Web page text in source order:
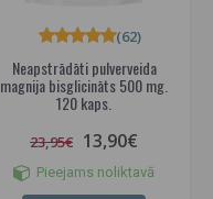
Neapstrādāti pulverveida
magnija bisglicināts 500 mg.
120 kaps.
(62)
23,95€ 13,90€
Pieejams noliktavā